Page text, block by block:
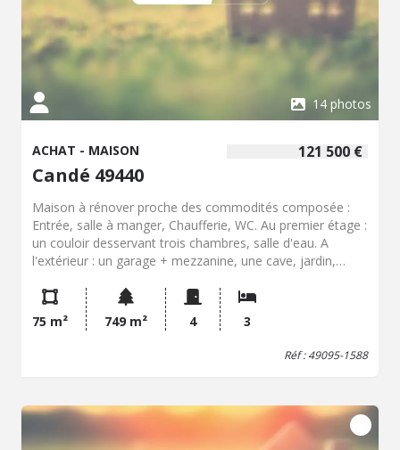
14 photos
121 500 €
ACHAT - MAISON
Candé 49440
Maison à rénover proche des commodités composée :
Entrée, salle à manger, Chaufferie, WC. Au premier étage :
un couloir desservant trois chambres, salle d'eau. A
l'extérieur : un garage + mezzanine, une cave, jardin,
749 m².
75 m²
749 m² 4 3
Réf : 49095-1588